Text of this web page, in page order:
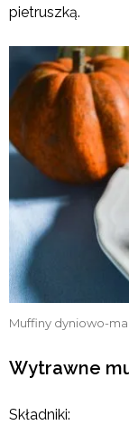
pietruszką.
Muffiny dyniowo-
Wytrawne
Składniki: